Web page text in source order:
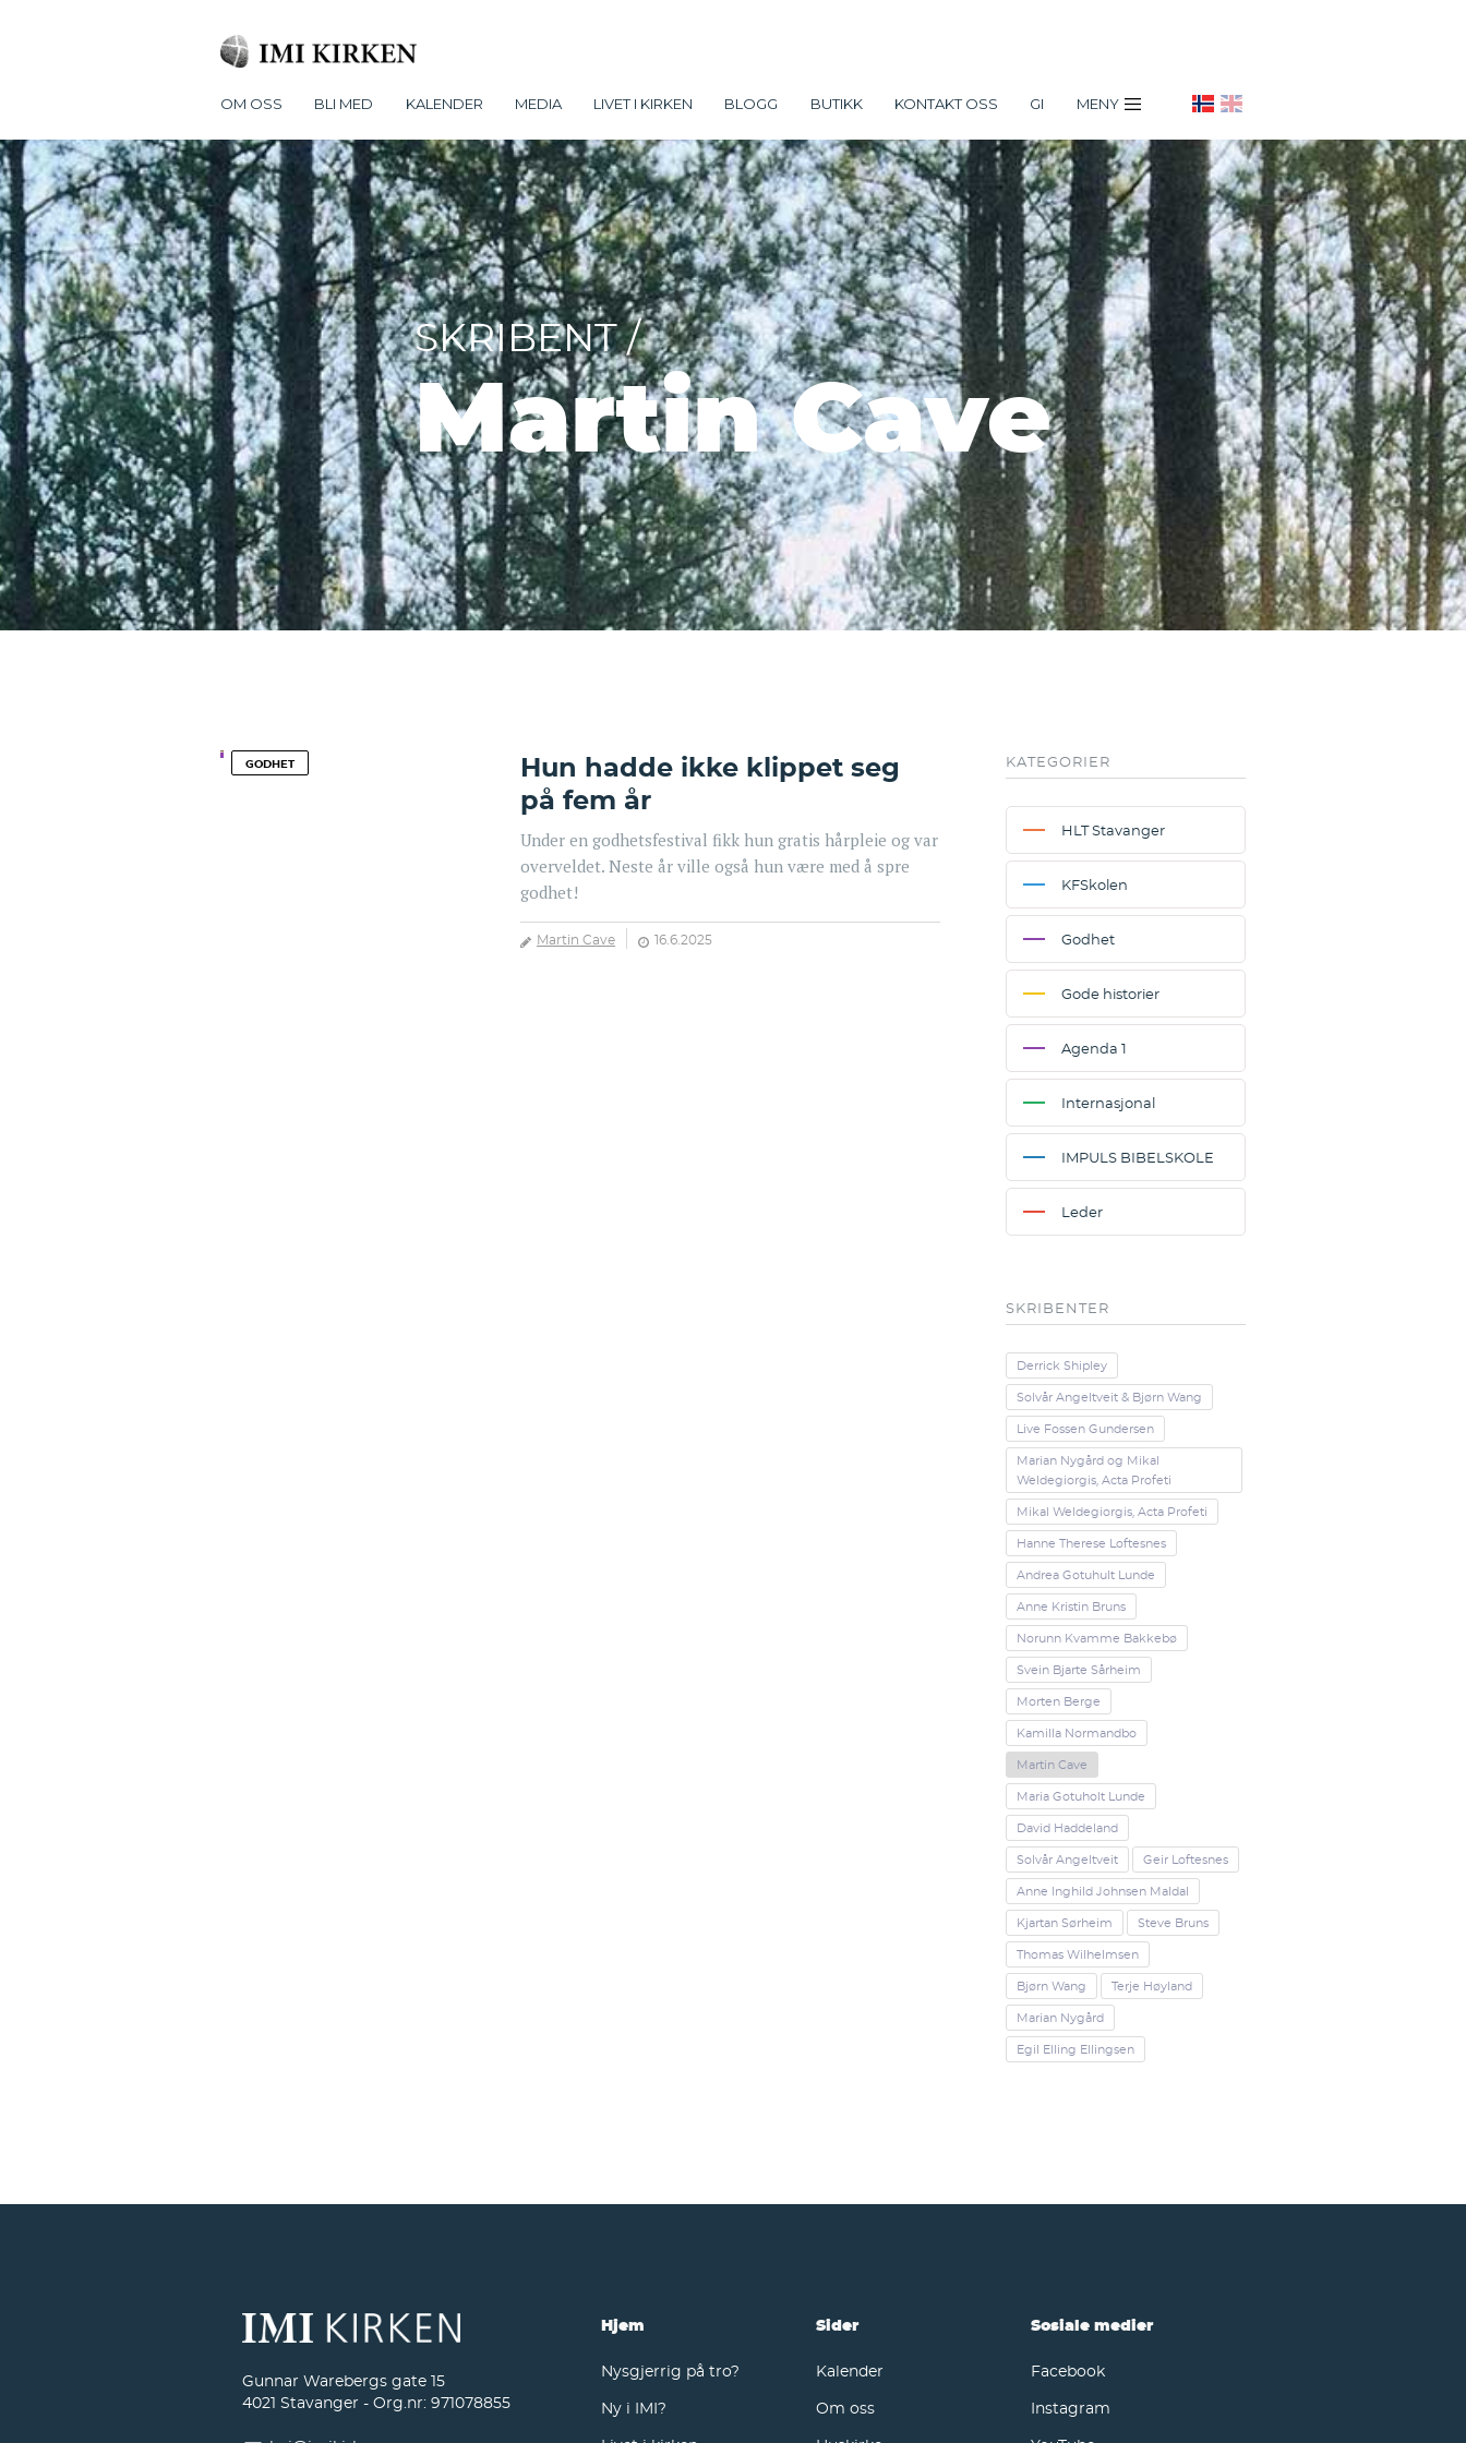
OM OSS BLI MED KALENDER MEDIA LIVET I KIRKEN BLOGG BUTIKK KONTAKT OSS GI MENY
SKRIBENT /
Martin Cave
GODHET
Hun hadde ikke klippet seg
på fem år
Under en godhetsfestival fikk hun gratis hårpleie og var
overveldet. Neste år ville også hun være med å spre
godhet!
Martin Cave 16.6.2025
KATEGORIER
HLT Stavanger
KFSkolen
Godhet
Gode historier
Agenda 1
Internasjonal
IMPULS BIBELSKOLE
Leder
SKRIBENTER
Derrick Shipley
Solvår Angeltveit & Bjørn Wang
Live Fossen Gundersen
Marian Nygård og Mikal
Weldegiorgis, Acta Profeti
Mikal Weldegiorgis, Acta Profeti
Hanne Therese Loftesnes
Andrea Gotuhult Lunde
Anne Kristin Bruns
Norunn Kvamme Bakkebø
Svein Bjarte Sårheim
Morten Berge
Kamilla Normandbo
Martin Cave
Maria Gotuholt Lunde
David Haddeland
Solvår Angeltveit Geir Loftesnes
Anne Inghild Johnsen Maldal
Kjartan Sørheim Steve Bruns
Thomas Wilhelmsen
Bjørn Wang Terje Høyland
Marian Nygård
Egil Elling Ellingsen
Gunnar Warebergs gate 15
4021 Stavanger - Org.nr: 971078855
Hjem
Nysgjerrig på tro?
Ny i IMI?
Sider
Kalender
Om oss
Sosiale medier
Facebook
Instagram